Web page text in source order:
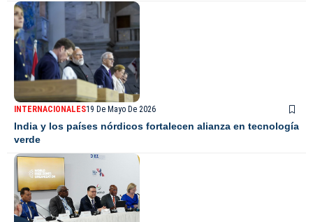
INTERNACIONALES19 De Mayo De 2026
India y los países nórdicos fortalecen alianza en tecnología
verde